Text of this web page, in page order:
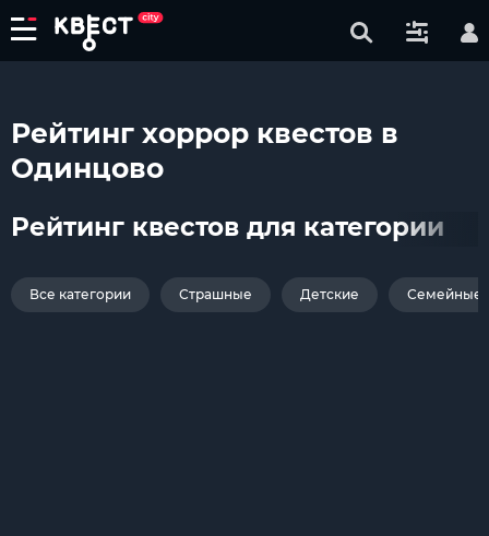
Рейтинг хоррор квестов в
Одинцово
Рейтинг квестов для категории
Все категории Страшные Детские Семейные